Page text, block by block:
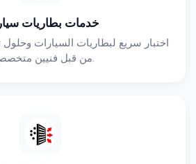
خدمات بطاريات
اختبار سريع لبطاريات السيارات وحلول
من قبل فنيين متخصصين.